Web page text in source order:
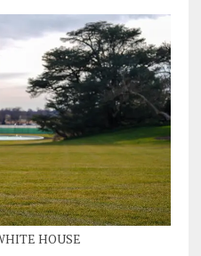
HOUSE